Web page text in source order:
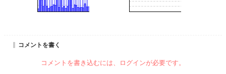
コメントを書く
コメントを書き込むには、ログインが必要です。